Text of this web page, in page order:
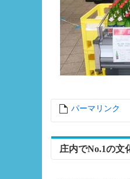
パーマリンク
庄内でNo.1の文